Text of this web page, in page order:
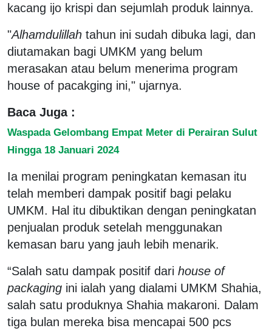
kacang ijo krispi dan sejumlah produk lainnya.
"Alhamdulillah tahun ini sudah dibuka lagi, dan
diutamakan bagi UMKM yang belum
merasakan atau belum menerima program
house of pacakging ini," ujarnya.
Baca Juga :
Waspada Gelombang Empat Meter di Perairan Sulut
Hingga 18 Januari 2024
Ia menilai program peningkatan kemasan itu
telah memberi dampak positif bagi pelaku
UMKM. Hal itu dibuktikan dengan peningkatan
penjualan produk setelah menggunakan
kemasan baru yang jauh lebih menarik.
“Salah satu dampak positif dari house of
packaging ini ialah yang dialami UMKM Shahia,
salah satu produknya Shahia makaroni. Dalam
tiga bulan mereka bisa mencapai 500 pcs